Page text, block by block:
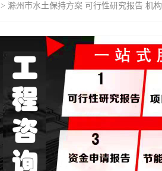
> 滁州市水土保持方案 可行性研究报告 机构